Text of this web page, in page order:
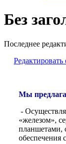
Без
Последнее
Редактировать
Мы
-
«железом»,
планшетами,